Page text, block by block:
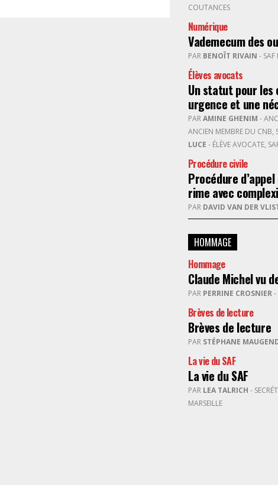
COUTANCES
Numérique
Vademecum des
PAR BENOÎT RIVAIN - SAF
Élèves avocats
Un statut pour les
urgence et une
PARAMINE GHENIM -
ANCIEN MEMBRE DU CNB,
LUCE - ÉLÈVE AVOCATE,
Procédure civile
Procédure
rime avec
PAR DAVID VAN DER
HOMMAGE
Hommage
Claude Michel vu
PAR PERRINE CROSNIER-
Brèves de lecture
Brèves de lecture
PAR STÉPHANE
La vie du SAF
La vie du SAF
PAR LEA TALRICH -
MARSEILLE